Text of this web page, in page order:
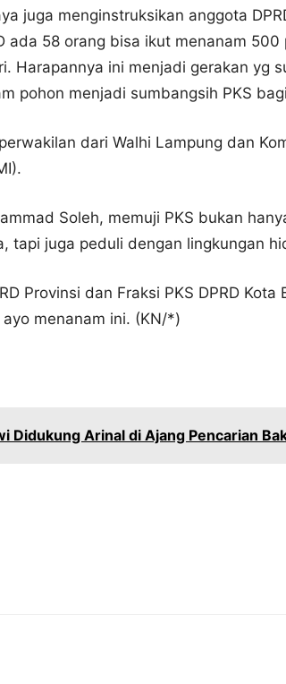
juga menginstruksikan anggota
ada 58 orang bisa ikut menanam
Harapannya ini menjadi gerakan yg
pohon menjadi sumbangsih PKS
dari Walhi Lampung dan
Soleh, memuji PKS bukan
tapi juga peduli dengan lingkungan
Provinsi dan Fraksi PKS DPRD Kota
menanam ini. (KN/*)
Didukung Arinal di Ajang Pencarian